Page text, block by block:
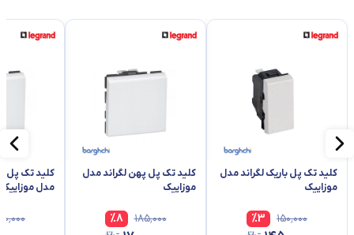
کلید تک پل باریک لگراند مدل
موزاییک
۱۵۰٬۰۰۰ %3
کلید تک پل پهن لگراند مدل
موزاییک
۱۸۵٬۰۰۰ %8
کلید تک پل
مدل موزاییک